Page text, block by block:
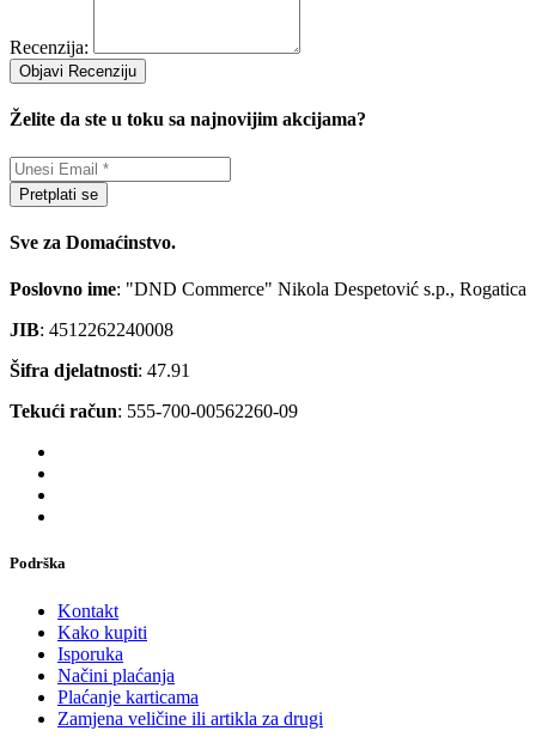
Recenzija:
Objavi Recenziju
Želite da ste u toku sa najnovijim akcijama?
Pretplati se
Sve za Domaćinstvo.
Poslovno ime: "DND Commerce" Nikola Despetović s.p., Rogatica
JIB: 4512262240008
Šifra djelatnosti: 47.91
Tekući račun: 555-700-00562260-09
Podrška
Kontakt
Kako kupiti
Isporuka
Načini plaćanja
Plaćanje karticama
Zamjena veličine ili artikla za drugi